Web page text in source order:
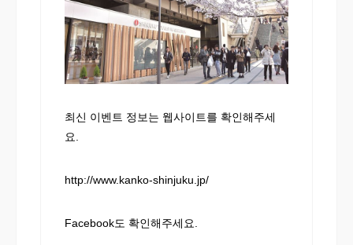
최신 이벤트 정보는 웹사이트를 확인해주세
요.
http://www.kanko-shinjuku.jp/
Facebook도 확인해주세요.